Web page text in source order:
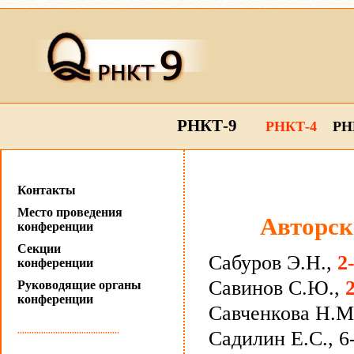
РНКТ-9 РНКТ-4
Контакты
Место проведения
конференции
Секции
конференции
Руководящие органы
конференции
...........................................
Сабуров Э.Н.,
Савинов С.Ю.,
Савченкова
Садилин Е.С.,